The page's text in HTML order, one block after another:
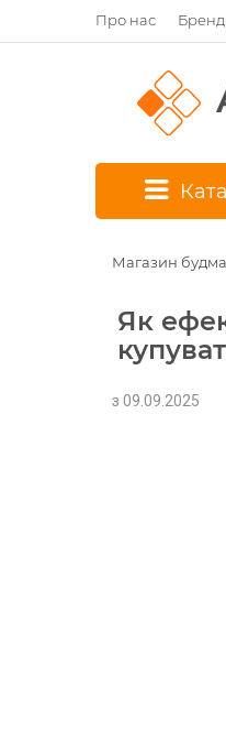
Про нас
Магазин
Як
з 09.09.2025